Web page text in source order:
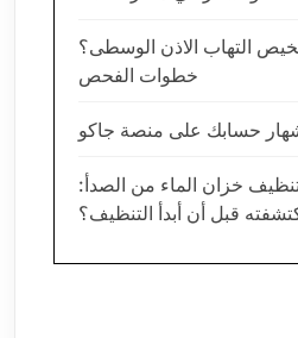
التهاب الاذن الوسطى؟
خطوات الفحص
حسابك على منصة جاكو
خزان الماء من الصدأ:
قبل أن أبدأ التنظيف؟